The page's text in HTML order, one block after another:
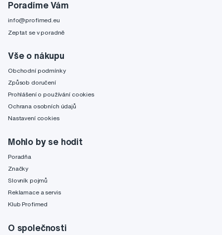
Poradíme Vám
info@profimed.eu
Zeptat se v poradně
Vše o nákupu
Obchodní podmínky
Způsob doručení
Prohlášení o používání cookies
Ochrana osobních údajů
Nastavení cookies
Mohlo by se hodit
Poradňa
Značky
Slovník pojmů
Reklamace a servis
Klub Profimed
O společnosti